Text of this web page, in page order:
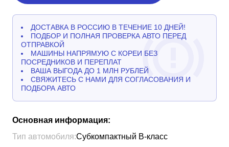
ДОСТАВКА В РОССИЮ В ТЕЧЕНИЕ 10 ДНЕЙ!
ПОДБОР И ПОЛНАЯ ПРОВЕРКА АВТО ПЕРЕД
ОТПРАВКОЙ
МАШИНЫ НАПРЯМУЮ С КОРЕИ БЕЗ
ПОСРЕДНИКОВ И ПЕРЕПЛАТ
ВАША ВЫГОДА ДО 1 МЛН РУБЛЕЙ
СВЯЖИТЕСЬ С НАМИ ДЛЯ СОГЛАСОВАНИЯ И
ПОДБОРА АВТО
Основная информация:
Тип автомобиля:Субкомпактный B-класс